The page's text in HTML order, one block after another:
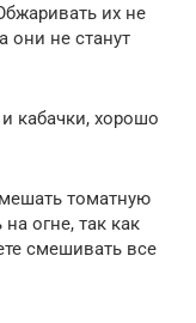
их не
они не станут
кабачки, хорошо
томатную
огне, так как
смешивать все